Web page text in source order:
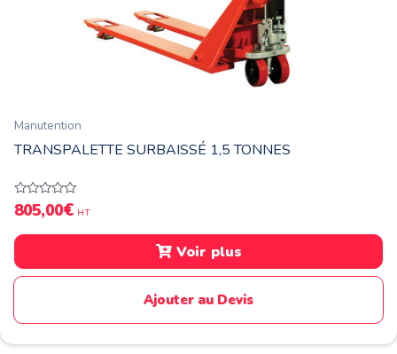
Manutention
TRANSPALETTE SURBAISSÉ 1,5 TONNES
Note
0
5
805,00€ HT
Voir plus
Ajouter au Devis